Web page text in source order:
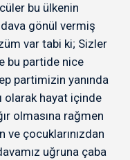
bu ülkenin
gönül vermiş
var tabi ki; Sizler
bu partide nice
partimizin yanında
olarak hayat içinde
olmasına rağmen
çocuklarınızdan
uğruna çaba